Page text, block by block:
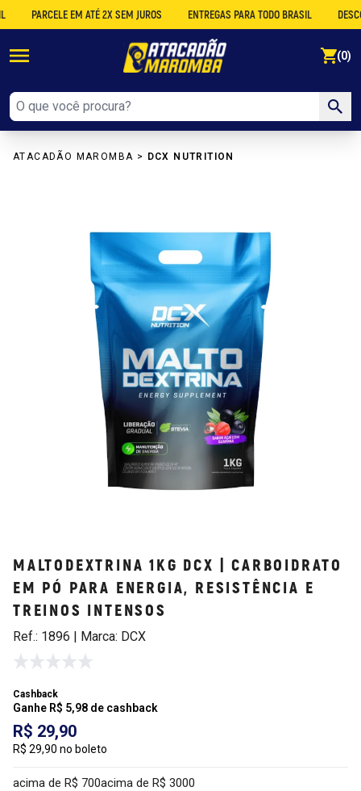
PARCELE EM ATÉ 2X SEM JUROS ENTREGAS PARA TODO BRASIL DESCONTO
(0)
ATACADÃO MAROMBA > DCX NUTRITION
MALTODEXTRINA 1KG DCX | CARBOIDRATO
EM PÓ PARA ENERGIA, RESISTÊNCIA E
TREINOS INTENSOS
Ref.: 1896 | Marca: DCX
Cashback
Ganhe R$ 5,98 de cashback
R$ 29,90
R$ 29,90 no boleto
acima de R$ 700acima de R$ 3000